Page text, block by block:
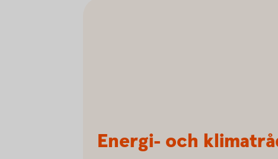
Energi- och